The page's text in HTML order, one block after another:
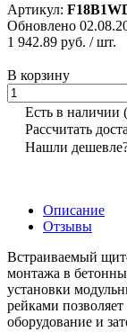
Артикул:
Обновлено
1 942.89 руб. / шт.
В корзину
Есть в наличии
Рассчитать
Нашли
Описание
Отзывы
Встраиваемый
монтажа в
установки
рейками
оборудование и